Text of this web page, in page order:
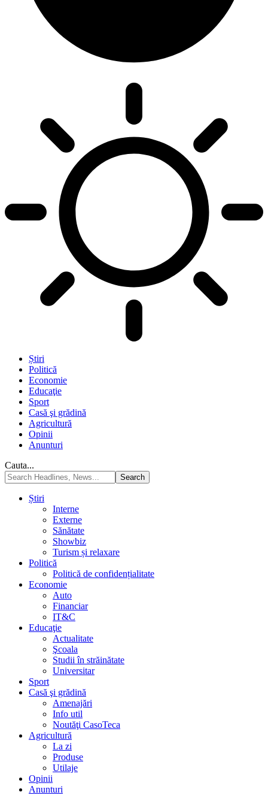
Știri
Politică
Economie
Educaţie
Sport
Casă şi grădină
Agricultură
Opinii
Anunturi
Cauta...
Știri
Interne
Externe
Sănătate
Showbiz
Turism și relaxare
Politică
Politică de confidențialitate
Economie
Auto
Financiar
IT&C
Educaţie
Actualitate
Şcoala
Studii în străinătate
Universitar
Sport
Casă şi grădină
Amenajări
Info util
Noutăţi CasoTeca
Agricultură
La zi
Produse
Utilaje
Opinii
Anunturi